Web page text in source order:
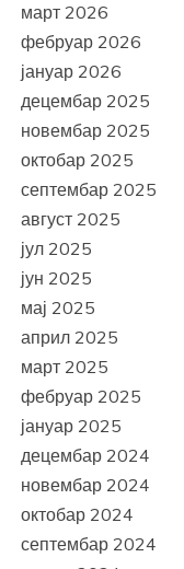
март 2026
фебруар 2026
јануар 2026
децембар 2025
новембар 2025
октобар 2025
септембар 2025
август 2025
јул 2025
јун 2025
мај 2025
април 2025
март 2025
фебруар 2025
јануар 2025
децембар 2024
новембар 2024
октобар 2024
септембар 2024